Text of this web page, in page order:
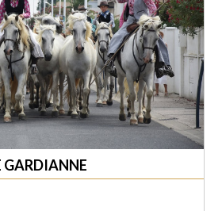
GARDIANNE